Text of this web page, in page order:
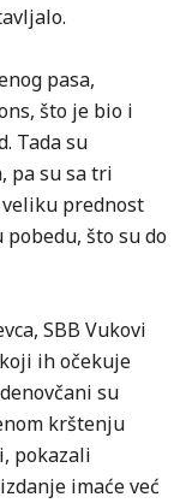
pasa,
što je bio i
Tada su
pa su sa tri
prednost
što su do
SBB Vukovi
ih očekuje
su
krštenju
pokazali
imaće već